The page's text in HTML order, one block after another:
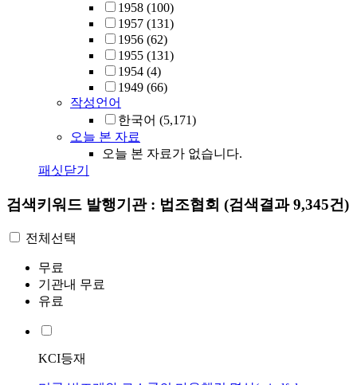
1958 (100)
1957 (131)
1956 (62)
1955 (131)
1954 (4)
1949 (66)
작성언어
한국어 (5,171)
오늘 본 자료
오늘 본 자료가 없습니다.
패싯닫기
검색키워드 발행기관 : 법조협회 (검색결과 9,345건)
전체선택
무료
기관내 무료
유료
KCI등재